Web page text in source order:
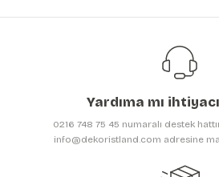
Görüş ve önerileriniz için teşekkür ederiz.
Ürün resmi kalitesiz, bozuk veya
Ürün bilgilerinde hatalar bulunuyor.
Yardıma mı
0216 748 75 45 numaralı destek
info@dekoristland.com adresine